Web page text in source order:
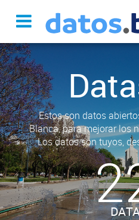
Estos son datos
Blanca, para mejorar los
Los datos son tuyos,